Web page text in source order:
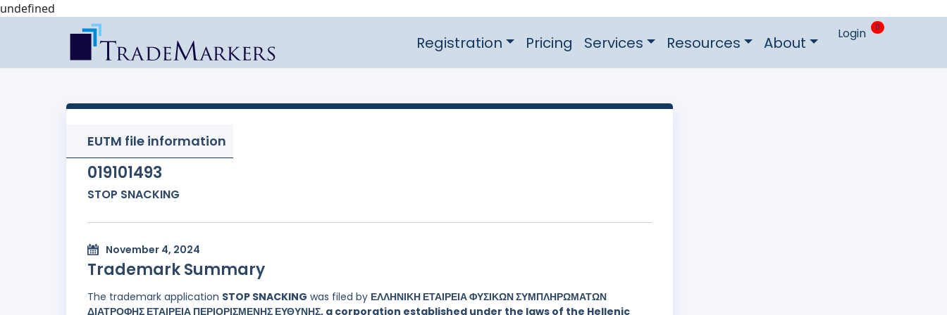
undefined
Registration Pricing Services Resources About Login 0
EUTM file information
019101493
STOP SNACKING
November 4, 2024
Trademark Summary
The trademark application STOP SNACKING was filed by ΕΛΛΗΝΙΚΗ ΕΤΑΙΡΕΙΑ ΦΥΣΙΚΩΝ ΣΥΜΠΛΗΡΩΜΑΤΩΝ
ΔΙΑΤΡΟΦΗΣ ΕΤΑΙΡΕΙΑ ΠΕΡΙΟΡΙΣΜΕΝΗΣ ΕΥΘΥΝΗΣ, a corporation established under the laws of the Hellenic